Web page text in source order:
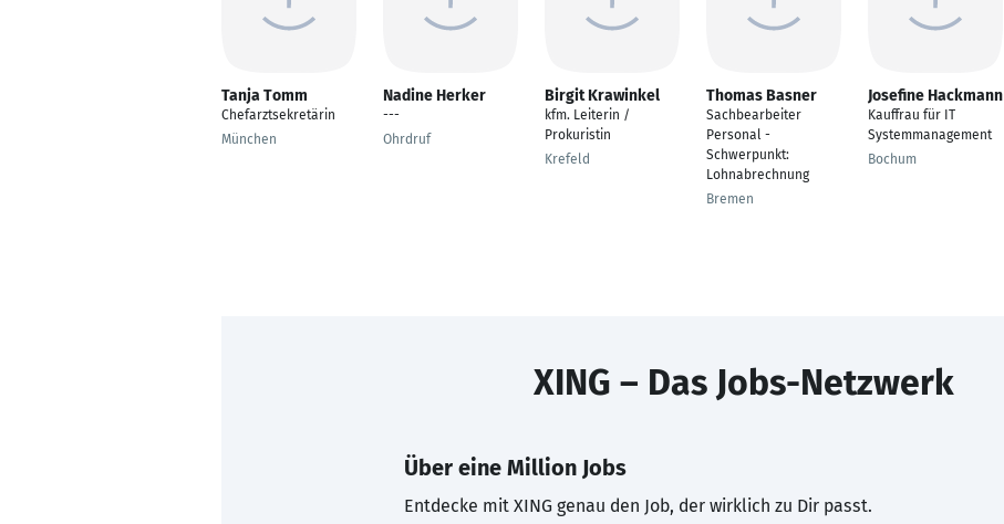
Tanja Tomm
Chefarztsekretärin
München
Nadine Herker
---
Ohrdruf
Birgit Krawinkel
kfm. Leiterin /
Prokuristin
Krefeld
Thomas Basner
Sachbearbeiter
Personal -
Schwerpunkt:
Lohnabrechnung
Bremen
Josefine Hackmann
Kauffrau für IT
Systemmanagement
Bochum
XING – Das Jobs-Netzwerk
Über eine Million Jobs
Entdecke mit XING genau den Job, der wirklich zu Dir passt.